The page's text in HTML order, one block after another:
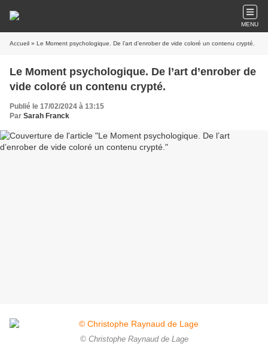
MENU
Accueil » Le Moment psychologique. De l’art d’enrober de vide coloré un contenu crypté.
Le Moment psychologique. De l’art d’enrober de
vide coloré un contenu crypté.
Publié le 17/02/2024 à 13:15
Par Sarah Franck
© Christophe Raynaud de Lage